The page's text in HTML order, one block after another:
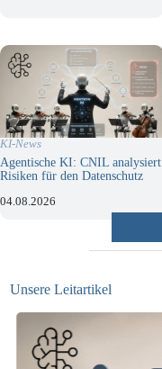
KI-News
Agentische KI: CNIL analysiert
Risiken für den Datenschutz
04.08.2026
Unsere Leitartikel